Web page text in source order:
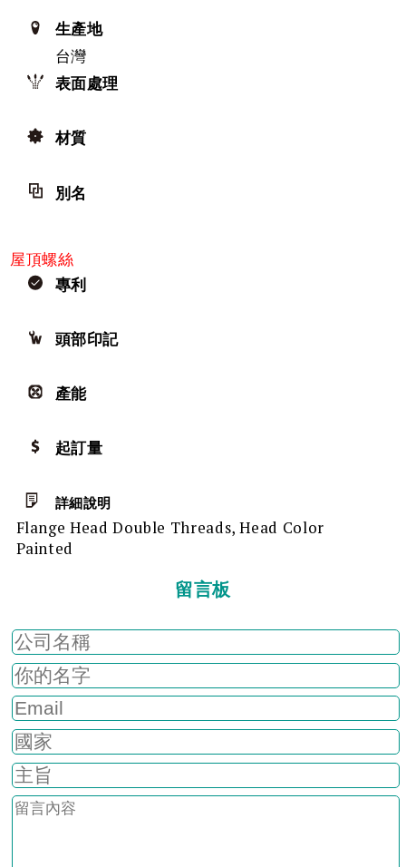
生產地
台灣
表面處理
材質
別名
屋頂螺絲
專利
頭部印記
產能
起訂量
詳細說明
Flange Head Double Threads, Head Color
Painted
留言板